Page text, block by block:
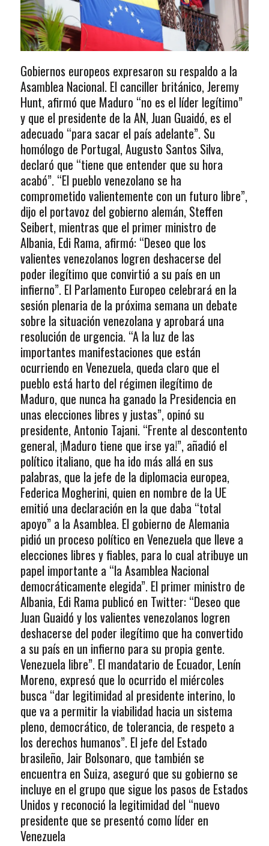
Gobiernos europeos expresaron su respaldo a la
Asamblea Nacional. El canciller británico, Jeremy
Hunt, afirmó que Maduro “no es el líder legítimo”
y que el presidente de la AN, Juan Guaidó, es el
adecuado “para sacar el país adelante”. Su
homólogo de Portugal, Augusto Santos Silva,
declaró que “tiene que entender que su hora
acabó”. “El pueblo venezolano se ha
comprometido valientemente con un futuro libre”,
dijo el portavoz del gobierno alemán, Steffen
Seibert, mientras que el primer ministro de
Albania, Edi Rama, afirmó: “Deseo que los
valientes venezolanos logren deshacerse del
poder ilegítimo que convirtió a su país en un
infierno”. El Parlamento Europeo celebrará en la
sesión plenaria de la próxima semana un debate
sobre la situación venezolana y aprobará una
resolución de urgencia. “A la luz de las
importantes manifestaciones que están
ocurriendo en Venezuela, queda claro que el
pueblo está harto del régimen ilegítimo de
Maduro, que nunca ha ganado la Presidencia en
unas elecciones libres y justas”, opinó su
presidente, Antonio Tajani. “Frente al descontento
general, ¡Maduro tiene que irse ya!”, añadió el
político italiano, que ha ido más allá en sus
palabras, que la jefe de la diplomacia europea,
Federica Mogherini, quien en nombre de la UE
emitió una declaración en la que daba “total
apoyo” a la Asamblea. El gobierno de Alemania
pidió un proceso político en Venezuela que lleve a
elecciones libres y fiables, para lo cual atribuye un
papel importante a “la Asamblea Nacional
democráticamente elegida”. El primer ministro de
Albania, Edi Rama publicó en Twitter: “Deseo que
Juan Guaidó y los valientes venezolanos logren
deshacerse del poder ilegítimo que ha convertido
a su país en un infierno para su propia gente.
Venezuela libre”. El mandatario de Ecuador, Lenín
Moreno, expresó que lo ocurrido el miércoles
busca “dar legitimidad al presidente interino, lo
que va a permitir la viabilidad hacia un sistema
pleno, democrático, de tolerancia, de respeto a
los derechos humanos”. El jefe del Estado
brasileño, Jair Bolsonaro, que también se
encuentra en Suiza, aseguró que su gobierno se
incluye en el grupo que sigue los pasos de Estados
Unidos y reconoció la legitimidad del “nuevo
presidente que se presentó como líder en
Venezuela